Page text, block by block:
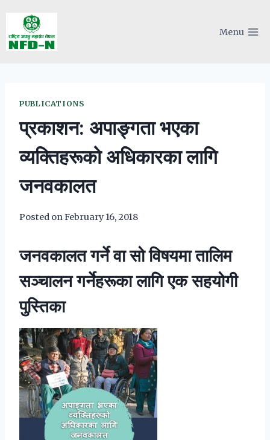
content
Menu
PUBLICATIONS
प्रकाशन: अपाङ्गता भएका
व्यक्तिहरूको अधिकारका लागि
जनवकालत
Posted onFebruary 16, 2018
जनवकालत गर्ने वा सो विषयमा तालिम
सञ्चालन गर्नेहरूका लागि एक सहयोगी
पुस्तिका